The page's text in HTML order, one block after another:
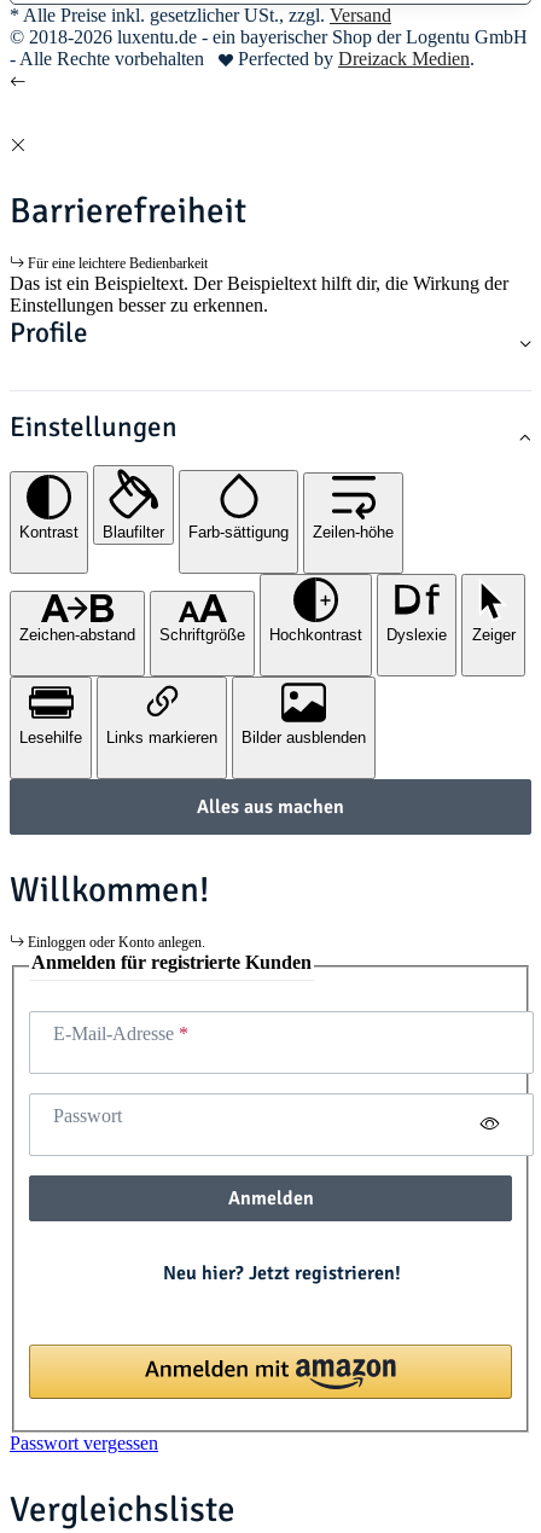
* Alle Preise inkl. gesetzlicher USt., zzgl. Versand
© 2018-2026 luxentu.de - ein bayerischer Shop der Logentu GmbH
- Alle Rechte vorbehalten
Perfected by Dreizack Medien.
Barrierefreiheit
Für eine leichtere Bedienbarkeit
Das ist ein Beispieltext. Der Beispieltext hilft dir, die Wirkung der
Einstellungen besser zu erkennen.
Profile
Einstellungen
Kontrast Blaufilter Farb-sättigung Zeilen-höhe
Zeichen-abstand Schriftgröße Hochkontrast Dyslexie Zeiger
Lesehilfe Links markieren Bilder ausblenden
Alles aus machen
Willkommen!
Einloggen oder Konto anlegen.
Anmelden für registrierte Kunden
E-Mail-Adresse
Passwort
Anmelden
Neu hier? Jetzt registrieren!
Passwort vergessen
Vergleichsliste